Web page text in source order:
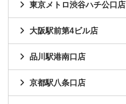
東京メトロ渋谷ハチ公口店
大阪駅前第4ビル店
品川駅港南口店
京都駅八条口店